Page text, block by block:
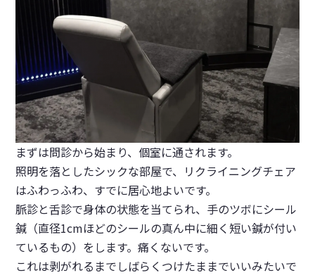
まずは問診から始まり、個室に通されます。
照明を落としたシックな部屋で、リクライニングチェア
はふわっふわ、すでに居心地よいです。
脈診と舌診で身体の状態を当てられ、手のツボにシール
鍼（直径1cmほどのシールの真ん中に細く短い鍼が付い
ているもの）をします。痛くないです。
これは剥がれるまでしばらくつけたままでいいみたいで